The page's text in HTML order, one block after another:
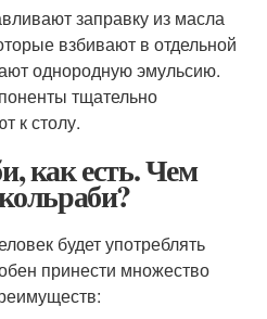
заправку из масла
взбивают в отдельной
однородную эмульсию.
тщательно
к столу.
как есть. Чем
будет употреблять
принести множество